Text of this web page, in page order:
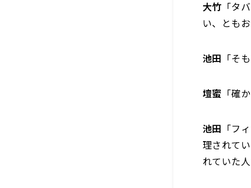
大竹 「タ
い、とも
池田 「そ
壇蜜 「確
池田 「フ
理されて
れていた